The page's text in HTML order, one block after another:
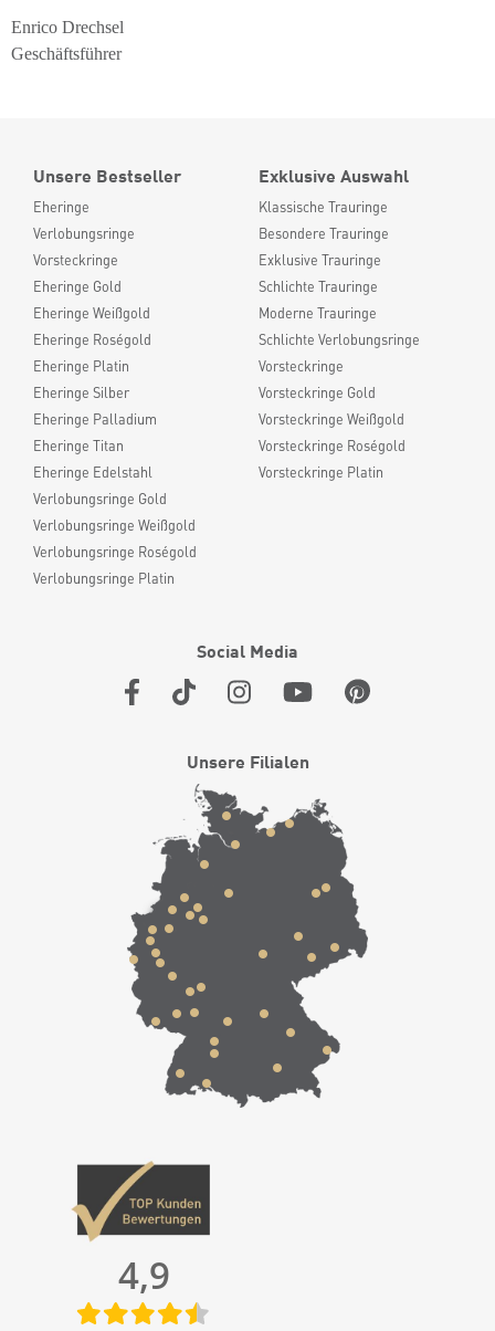
Enrico Drechsel
Geschäftsführer
Unsere Bestseller
Eheringe
Verlobungsringe
Vorsteckringe
Eheringe Gold
Eheringe Weißgold
Eheringe Roségold
Eheringe Platin
Eheringe Silber
Eheringe Palladium
Eheringe Titan
Eheringe Edelstahl
Verlobungsringe Gold
Verlobungsringe Weißgold
Verlobungsringe Roségold
Verlobungsringe Platin
Exklusive Auswahl
Klassische Trauringe
Besondere Trauringe
Exklusive Trauringe
Schlichte Trauringe
Moderne Trauringe
Schlichte Verlobungsringe
Vorsteckringe
Vorsteckringe Gold
Vorsteckringe Weißgold
Vorsteckringe Roségold
Vorsteckringe Platin
Social Media
Unsere Filialen
4,9